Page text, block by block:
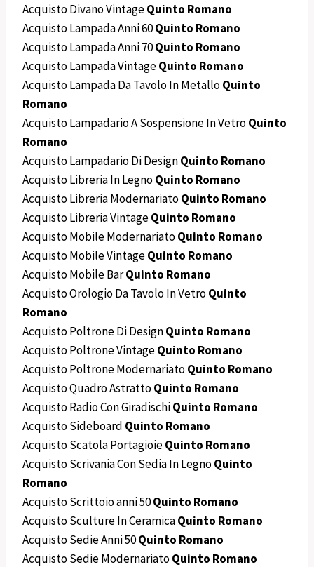
Acquisto Divano VintageQuinto Romano
Acquisto Lampada Anni 60Quinto Romano
Acquisto Lampada Anni 70Quinto Romano
Acquisto Lampada VintageQuinto Romano
Acquisto Lampada Da Tavolo In MetalloQuinto
Romano
Acquisto Lampadario A Sospensione In VetroQuinto
Romano
Acquisto Lampadario Di DesignQuinto Romano
Acquisto Libreria In LegnoQuinto Romano
Acquisto Libreria ModernariatoQuinto Romano
Acquisto Libreria VintageQuinto Romano
Acquisto Mobile ModernariatoQuinto Romano
Acquisto Mobile VintageQuinto Romano
Acquisto Mobile BarQuinto Romano
Acquisto Orologio Da Tavolo In VetroQuinto
Romano
Acquisto Poltrone Di DesignQuinto Romano
Acquisto Poltrone VintageQuinto Romano
Acquisto Poltrone ModernariatoQuinto Romano
Acquisto Quadro AstrattoQuinto Romano
Acquisto Radio Con GiradischiQuinto Romano
Acquisto Sideboard Quinto Romano
Acquisto Scatola PortagioieQuinto Romano
Acquisto Scrivania Con Sedia In LegnoQuinto
Romano
Acquisto Scrittoio anni 50Quinto Romano
Acquisto Sculture In CeramicaQuinto Romano
Acquisto Sedie Anni 50Quinto Romano
Acquisto Sedie ModernariatoQuinto Romano